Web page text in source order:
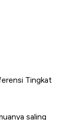
Tingkat
saling